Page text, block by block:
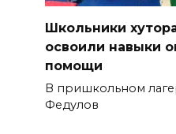
Школьники
освоили навыки
помощи
В пришкольном
Федулов